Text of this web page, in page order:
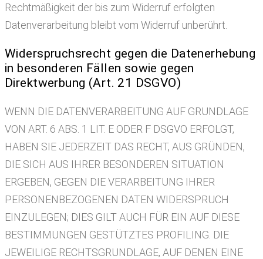
Rechtmäßigkeit der bis zum Widerruf erfolgten
Datenverarbeitung bleibt vom Widerruf unberührt.
Widerspruchsrecht gegen die Datenerhebung
in besonderen Fällen sowie gegen
Direktwerbung (Art. 21 DSGVO)
WENN DIE DATENVERARBEITUNG AUF GRUNDLAGE
VON ART. 6 ABS. 1 LIT. E ODER F DSGVO ERFOLGT,
HABEN SIE JEDERZEIT DAS RECHT, AUS GRÜNDEN,
DIE SICH AUS IHRER BESONDEREN SITUATION
ERGEBEN, GEGEN DIE VERARBEITUNG IHRER
PERSONENBEZOGENEN DATEN WIDERSPRUCH
EINZULEGEN; DIES GILT AUCH FÜR EIN AUF DIESE
BESTIMMUNGEN GESTÜTZTES PROFILING. DIE
JEWEILIGE RECHTSGRUNDLAGE, AUF DENEN EINE